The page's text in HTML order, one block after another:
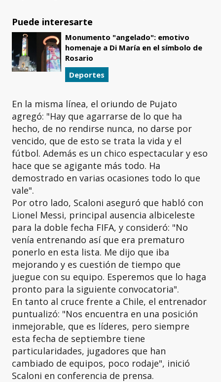
Puede interesarte
Monumento "angelado": emotivo
homenaje a Di María en el símbolo de
Rosario
Deportes
En la misma línea, el oriundo de Pujato
agregó: "Hay que agarrarse de lo que ha
hecho, de no rendirse nunca, no darse por
vencido, que de esto se trata la vida y el
fútbol. Además es un chico espectacular y eso
hace que se agigante más todo. Ha
demostrado en varias ocasiones todo lo que
vale".
Por otro lado, Scaloni aseguró que habló con
Lionel Messi, principal ausencia albiceleste
para la doble fecha FIFA, y consideró: "No
venía entrenando así que era prematuro
ponerlo en esta lista. Me dijo que iba
mejorando y es cuestión de tiempo que
juegue con su equipo. Esperemos que lo haga
pronto para la siguiente convocatoria".
En tanto al cruce frente a Chile, el entrenador
puntualizó: "Nos encuentra en una posición
inmejorable, que es líderes, pero siempre
esta fecha de septiembre tiene
particularidades, jugadores que han
cambiado de equipos, poco rodaje", inició
Scaloni en conferencia de prensa.